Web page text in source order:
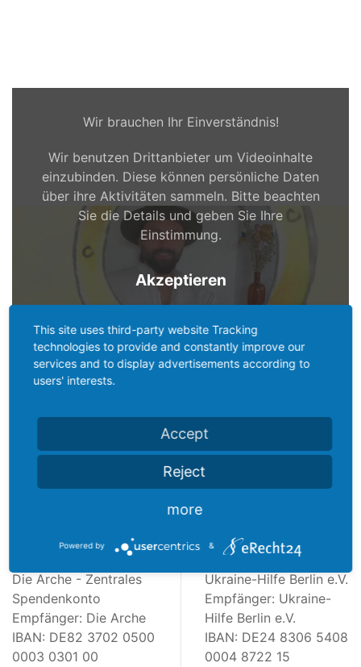
Wir brauchen Ihr Einverständnis!
Wir benutzen Drittanbieter um Videoinhalte
einzubinden. Diese können persönliche Daten
über ihre Aktivitäten sammeln. Bitte beachten
Sie die Details und geben Sie Ihre
Einstimmung.
Akzeptieren
Lucas liest vom großen Feuer , mitten in der Nacht auf
dem Nachbarhof von Bauer Sölke!
Spendenkonto
Die Arche - Zentrales
Spendenkonto
Empfänger: Die Arche
IBAN: DE82 3702 0500
0003 0301 00
Ukraine-Hilfe Berlin e.V.
Empfänger: Ukraine-
Hilfe Berlin e.V.
IBAN: DE24 8306 5408
0004 8722 15
This site uses third-party website Tracking
technologies to provide and constantly improve our
services and to display advertisements according to
users' interests.
Accept
Reject
more
Powered by &